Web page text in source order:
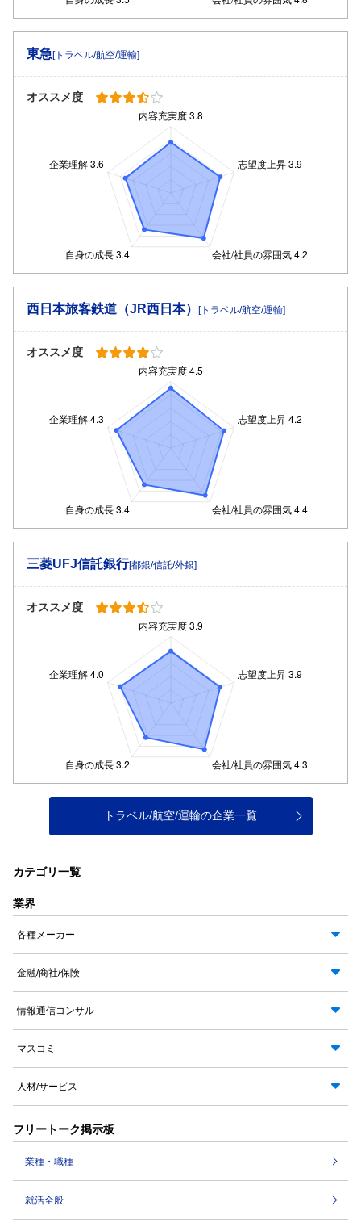
東急[トラベル/航空/運輸]
オススメ度
西日本旅客鉄道（JR西日本） [トラベル/航空/運輸]
オススメ度
三菱UFJ信託銀行[都銀/信託/外銀]
オススメ度
トラベル/航空/運輸の企業一覧
カテゴリ一覧
業界
各種メーカー
金融/商社/保険
情報通信コンサル
マスコミ
人材/サービス
フリートーク掲示板
業種・職種
就活全般